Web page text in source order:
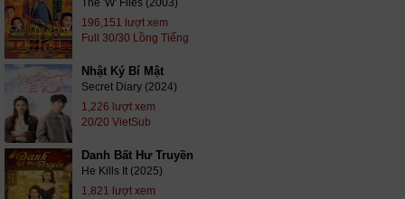
The 'W' Files (2003)
196,151 lượt xem
Full 30/30 Lồng Tiếng
Nhật Ký Bí Mật
Secret Diary (2024)
1,226 lượt xem
20/20 VietSub
Danh Bất Hư Truyền
He Kills It (2025)
1,821 lượt xem